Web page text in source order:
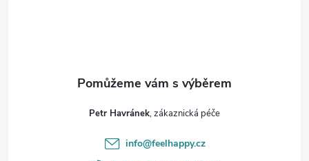
Petr Havránek
info@feelhappy.cz